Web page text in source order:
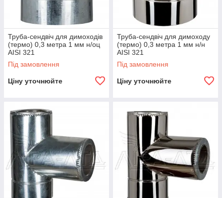
Труба-сендвіч для димоходів
(термо) 0,3 метра 1 мм н/оц
AISI 321
Під замовлення
Ціну уточнюйте
Труба-сендвіч для димоходу
(термо) 0,3 метра 1 мм н/н
AISI 321
Під замовлення
Ціну уточнюйте